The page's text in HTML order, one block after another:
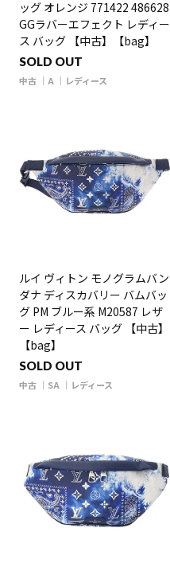
ッグ オレンジ 771422 486628
GGラバーエフェクト レディー
ス バッグ 【中古】【bag】
SOLD OUT
中古 A レディース
ルイ ヴィトン モノグラムバン
ダナ ディスカバリー バムバッ
グ PM ブルー系 M20587 レザ
ー レディース バッグ 【中古】
【bag】
SOLD OUT
中古 SA レディース